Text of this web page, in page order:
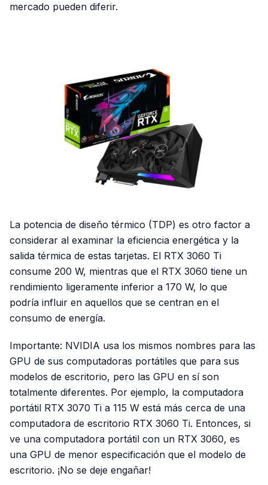
mercado pueden diferir.
La potencia de diseño térmico (TDP) es otro factor a
considerar al examinar la eficiencia energética y la
salida térmica de estas tarjetas. El RTX 3060 Ti
consume 200 W, mientras que el RTX 3060 tiene un
rendimiento ligeramente inferior a 170 W, lo que
podría influir en aquellos que se centran en el
consumo de energía.
Importante: NVIDIA usa los mismos nombres para las
GPU de sus computadoras portátiles que para sus
modelos de escritorio, pero las GPU en sí son
totalmente diferentes. Por ejemplo, la computadora
portátil RTX 3070 Ti a 115 W está más cerca de una
computadora de escritorio RTX 3060 Ti. Entonces, si
ve una computadora portátil con un RTX 3060, es
una GPU de menor especificación que el modelo de
escritorio. ¡No se deje engañar!